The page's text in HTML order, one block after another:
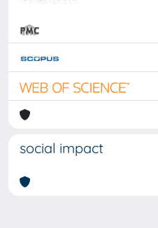
social impact